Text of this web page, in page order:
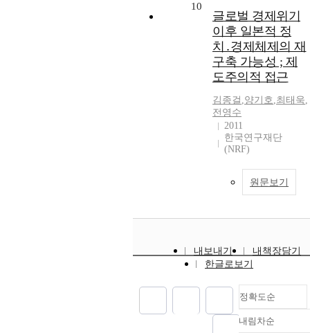
10
글로벌 경제위기
이후 일본적 정
치․경제체제의 재
구축 가능성 ; 제
도주의적 접근
김종걸 ,양기호,최태욱,
전영수
2011
한국연구재단
(NRF)
원문보기
내보내기
내책장담기
한글로보기
정확도순
정확도
내림차순